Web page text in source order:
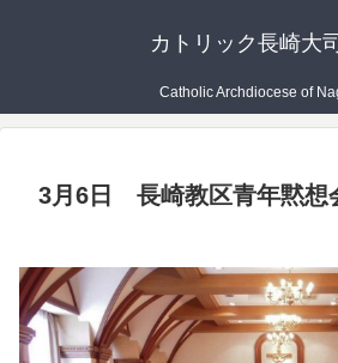
カトリック長崎大
Catholic Archdiocese of
3月6日 長崎教区青年黙想